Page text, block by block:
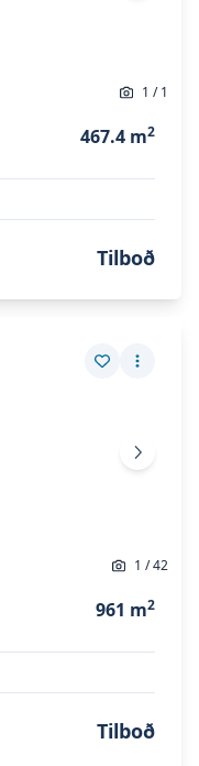
1 /1
467.4 m2
Tilboð
Vista eign
Fleiri
Næsta
1 /42
961 m2
Tilboð